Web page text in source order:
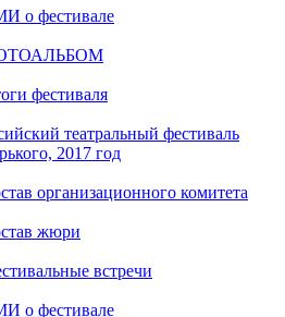
о фестивале
фестиваля
театральный фестиваль
2017 год
организационного комитета
жюри
встречи
о фестивале